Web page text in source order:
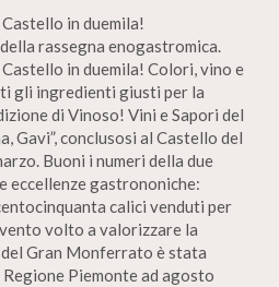
in duemila!
rassegna enogastromica.
in duemila! Colori, vino e
gli ingredienti giusti per la
di Vinoso! Vini e Sapori del
Gavi”, conclusosi al Castello del
Buoni i numeri della due
eccellenze gastrononiche:
calici venduti per
volto a valorizzare la
Gran Monferrato è stata
Piemonte ad agosto